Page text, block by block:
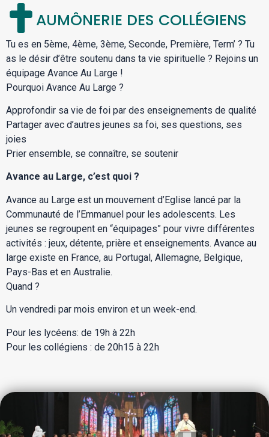
AUMÔNERIE DES COLLÉGIENS
Tu es en 5ème, 4ème, 3ème, Seconde, Première, Term’ ? Tu
as le désir d’être soutenu dans ta vie spirituelle ? Rejoins un
équipage Avance Au Large !
Pourquoi Avance Au Large ?
Approfondir sa vie de foi par des enseignements de qualité
Partager avec d’autres jeunes sa foi, ses questions, ses
joies
Prier ensemble, se connaître, se soutenir
Avance au Large, c’est quoi ?
Avance au Large est un mouvement d’Eglise lancé par la
Communauté de l’Emmanuel pour les adolescents. Les
jeunes se regroupent en “équipages” pour vivre différentes
activités : jeux, détente, prière et enseignements. Avance au
large existe en France, au Portugal, Allemagne, Belgique,
Pays-Bas et en Australie.
Quand ?
Un vendredi par mois environ et un week-end.
Pour les lycéens: de 19h à 22h
Pour les collégiens : de 20h15 à 22h